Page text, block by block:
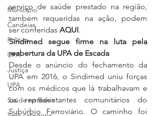
Município
Candeias
Política
UPA
Justiça
UPA
Saúde na Bahia
serviço de saúde prestado na região,
também requeridas na ação, podem
ser conferidas AQUI.
Sindimed segue firme na luta pela
reabertura da UPA de Escada
Desde o anúncio do fechamento da
UPA em 2016, o Sindimed uniu forças
com os médicos que lá trabalhavam e
os representantes comunitários do
Subúrbio Ferroviário. O caminho foi